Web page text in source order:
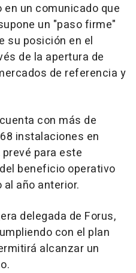
un comunicado que
un "paso firme"
su posición en el
de la apertura de
de referencia y
con más de
instalaciones en
para este
beneficio operativo
año anterior.
delegada de Forus,
con el plan
alcanzar un